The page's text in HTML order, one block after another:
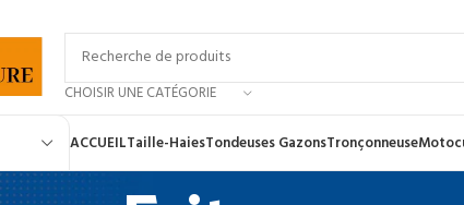
CHOISIR UNE CATÉGORIE
ACCUEILTaille-HaiesTondeuses GazonsTronçonneuse